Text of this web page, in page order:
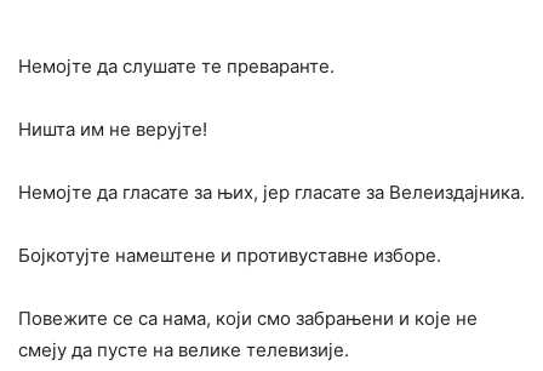
Немојте да слушате те преваранте.
Ништа им не верујте!
Немојте да гласате за њих, јер гласате за Велеиздајника.
Бојкотујте намештене и противуставне изборе.
Повежите се са нама, који смо забрањени и које не
смеју да пусте на велике телевизије.